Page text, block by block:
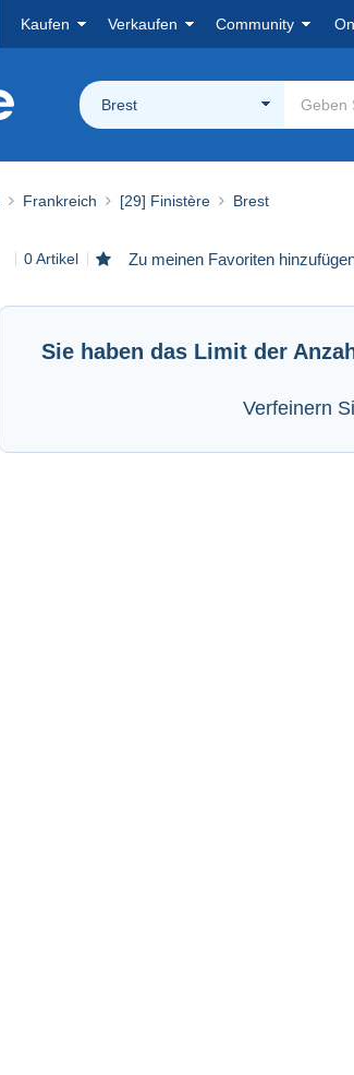
Kaufen Verkaufen Community
Brest
Frankreich [29] Finistère Brest
0 Artikel Zu meinen Favoriten
Sie haben das Limit der
Verfeinern